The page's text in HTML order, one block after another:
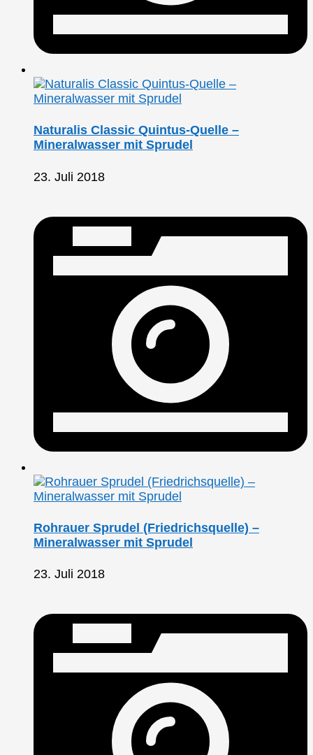
Naturalis Classic Quintus-Quelle –
Mineralwasser mit Sprudel
23. Juli 2018
Rohrauer Sprudel (Friedrichsquelle) –
Mineralwasser mit Sprudel
23. Juli 2018